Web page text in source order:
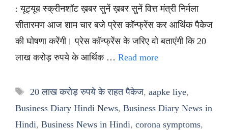
: यूट्यूब स्क्रीनशॉट ख़बर सुनें ख़बर सुनें वित्त मंत्री निर्मला
सीतारमण आज शाम चार बजे प्रेस कॉन्फ्रेंस कर आर्थिक पैकेज
की घोषणा करेंगी। प्रेस कॉन्फ्रेंस के जरिए वो बताएंगी कि 20
लाख करोड़ रुपये के आर्थिक … Read more
Tags
20 लाख करोड़ रुपये के राहत पैकेज, aapke liye,
Business Diary Hindi News, Business Diary News in
Hindi, Business News in Hindi, corona symptoms,